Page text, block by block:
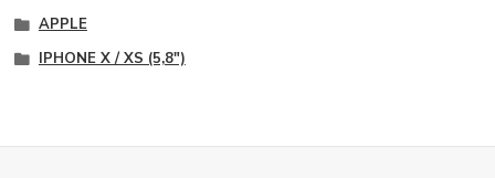
APPLE
IPHONE X / XS (5,8")